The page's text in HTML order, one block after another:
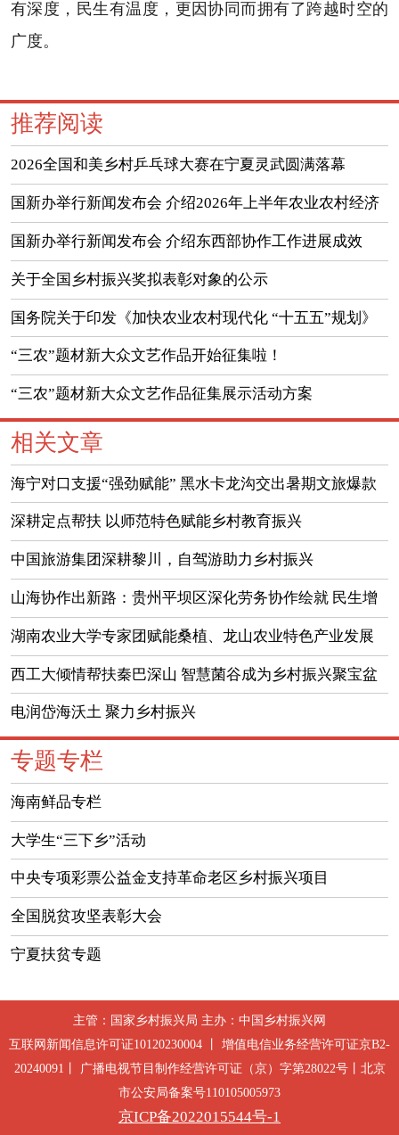
有深度，民生有温度，更因协同而拥有了跨越时空的
广度。
推荐阅读
2026全国和美乡村乒乓球大赛在宁夏灵武圆满落幕
国新办举行新闻发布会 介绍2026年上半年农业农村经济
运行情况
国新办举行新闻发布会 介绍东西部协作工作进展成效
（实录）
关于全国乡村振兴奖拟表彰对象的公示
国务院关于印发《加快农业农村现代化 “十五五”规划》
的通知
“三农”题材新大众文艺作品开始征集啦！
“三农”题材新大众文艺作品征集展示活动方案
相关文章
海宁对口支援“强劲赋能” 黑水卡龙沟交出暑期文旅爆款
答卷
深耕定点帮扶 以师范特色赋能乡村教育振兴
中国旅游集团深耕黎川，自驾游助力乡村振兴
山海协作出新路：贵州平坝区深化劳务协作绘就 民生增
收新图景
湖南农业大学专家团赋能桑植、龙山农业特色产业发展
西工大倾情帮扶秦巴深山 智慧菌谷成为乡村振兴聚宝盆
电润岱海沃土 聚力乡村振兴
专题专栏
海南鲜品专栏
大学生“三下乡”活动
中央专项彩票公益金支持革命老区乡村振兴项目
全国脱贫攻坚表彰大会
宁夏扶贫专题
主管：国家乡村振兴局 主办：中国乡村振兴网
互联网新闻信息许可证10120230004 丨 增值电信业务经营许可证京B2-
20240091丨 广播电视节目制作经营许可证（京）字第28022号丨北京
市公安局备案号110105005973
京ICP备2022015544号-1